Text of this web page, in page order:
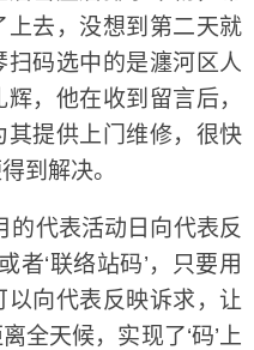
去，没想到第二天就
码选中的是瀍河区人
，他在收到留言后，
提供上门维修，很快
到解决。
代表活动日向代表反
者‘联络站码’，只要用
向代表反映诉求，让
全天候，实现了‘码’上